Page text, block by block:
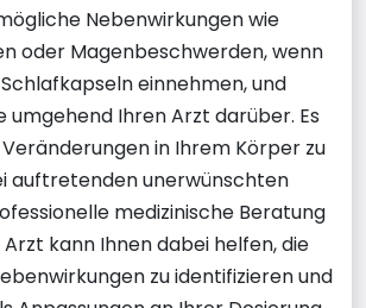
Nebenwirkungen wie
oder Magenbeschwerden, wenn
einnehmen, und
umgehend Ihren Arzt darüber. Es
in Ihrem Körper zu
auftretenden unerwünschten
medizinische Beratung
kann Ihnen dabei helfen, die
zu identifizieren und